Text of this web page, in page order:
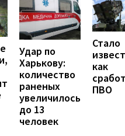
Удар по
Харькову:
количество
раненых
увеличилось
до 13
человек
Стало
как
ПВО